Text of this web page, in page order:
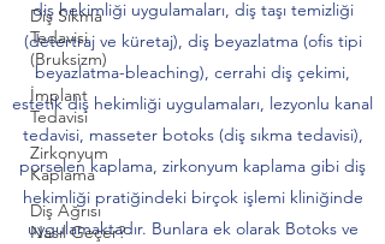
Diş Sıkma
Tedavisi
(Bruksizm)
İmplant
Tedavisi
Zirkonyum
Kaplama
Diş Ağrısı
Nasıl Geçer?
diş hekimliği uygulamaları, diş taşı temizliği
(detertraj ve küretaj), diş beyazlatma (ofis tipi
beyazlatma-bleaching), cerrahi diş çekimi,
estetik diş hekimliği uygulamaları, lezyonlu kanal
tedavisi, masseter botoks (diş sıkma tedavisi),
porselen kaplama, zirkonyum kaplama gibi diş
hekimliği pratiğindeki birçok işlemi kliniğinde
uygulamaktadır. Bunlara ek olarak Botoks ve